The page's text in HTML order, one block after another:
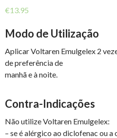
€13.95
Modo de Utilização
Aplicar Voltaren Emulgelex 2
de preferência de
manhã e à noite.
Contra-Indicações
Não utilize Voltaren Emulgelex:
– se é alérgico ao diclofenac ou